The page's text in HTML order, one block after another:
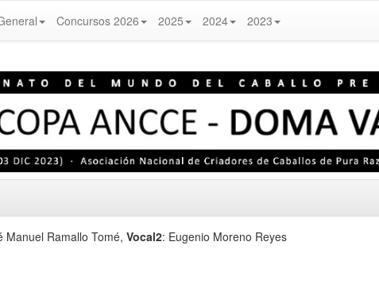
Concursos 2026 2025 2024 2023
Manuel Ramallo Tomé, Vocal2: Eugenio Moreno Reyes